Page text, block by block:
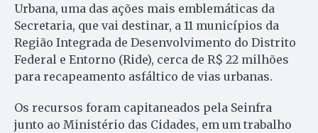
Urbana, uma das ações mais emblemáticas da
Secretaria, que vai destinar, a 11 municípios da
Região Integrada de Desenvolvimento do Distrito
Federal e Entorno (Ride), cerca de R$ 22 milhões
para recapeamento asfáltico de vias urbanas.
Os recursos foram capitaneados pela Seinfra
junto ao Ministério das Cidades, em um trabalho